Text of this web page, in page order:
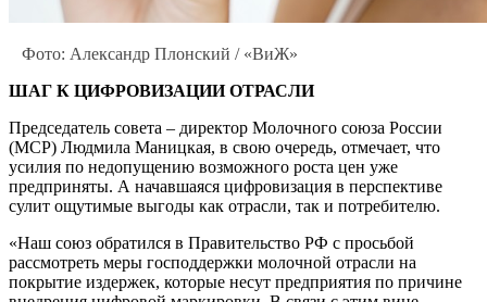
Фото: Александр Плонский / «ВиЖ»
ШАГ К ЦИФРОВИЗАЦИИ ОТРАСЛИ
Председатель совета – директор Мо­лочного союза России
(МСР) Людмила Маницкая, в свою очередь, отмечает, что
усилия по недопущению возмож­ного роста цен уже
предприняты. А на­чавшаяся цифровизация в перспективе
сулит ощутимые выгоды как отрасли, так и потребителю.
«Наш союз обратился в Правитель­ство РФ с просьбой
рассмотреть меры господдержки молочной отрасли на
покрытие издержек, которые несут предприятия по причине